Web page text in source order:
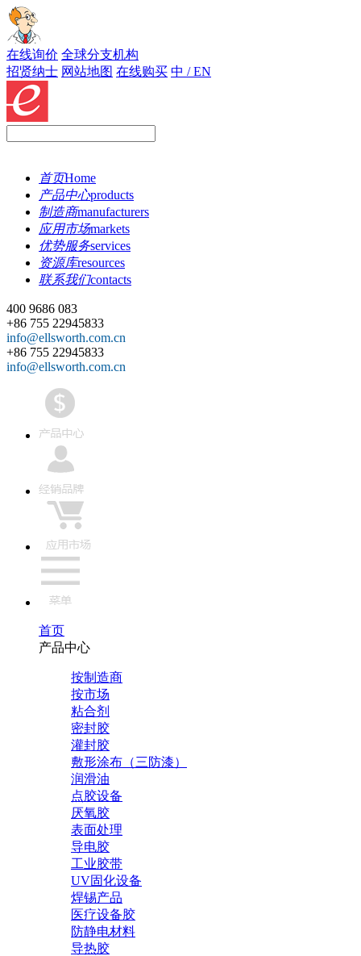
在线询价 全球分支机构
招贤纳士 网站地图 在线购买 中 / EN
首页Home
产品中心products
制造商manufacturers
应用市场markets
优势服务services
资源库resources
联系我们contacts
400 9686 083
+86 755 22945833
info@ellsworth.com.cn
+86 755 22945833
info@ellsworth.com.cn
首页
产品中心
按制造商
按市场
粘合剂
密封胶
灌封胶
敷形涂布（三防漆）
润滑油
点胶设备
厌氧胶
表面处理
导电胶
工业胶带
UV固化设备
焊锡产品
医疗设备胶
防静电材料
导热胶